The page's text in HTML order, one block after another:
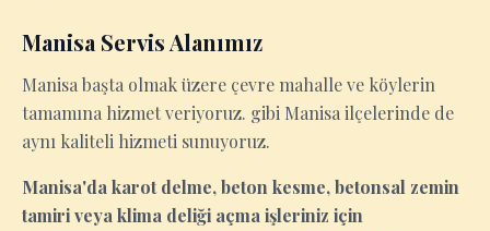
Manisa Servis Alanımız
Manisa başta olmak üzere çevre mahalle ve köylerin
tamamına hizmet veriyoruz. gibi Manisa ilçelerinde de
aynı kaliteli hizmeti sunuyoruz.
Manisa'da karot delme, beton kesme, betonsal zemin
tamiri veya klima deliği açma işleriniz için